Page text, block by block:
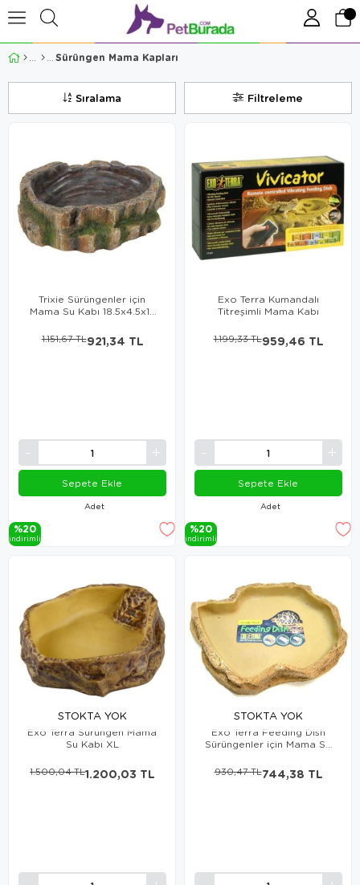
Sürüngen Mama Kapları
Filtreleme
Sıralama
Trixie Sürüngenler için
Mama Su Kabı 18.5x4.5x17
Adet
921,34 TL
1.151,67 TL
Sepete Ekle
%20
i̇ndi̇ri̇mli̇
Exo Terra Kumandalı
Titreşimli Mama Kabı
Adet
959,46 TL
1.199,33 TL
Sepete Ekle
%20
i̇ndi̇ri̇mli̇
STOKTA YOK
Exo Terra Sürüngen Mama
Su Kabı XL
1.200,03 TL
1.500,04 TL
STOKTA YOK
Exo Terra Feeding Dish
Sürüngenler için Mama Su
744,38 TL
930,47 TL